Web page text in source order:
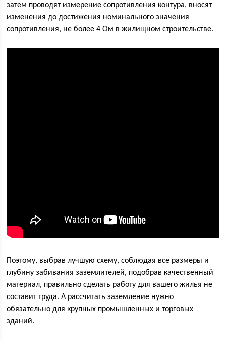
затем проводят измерение сопротивления контура, вносят
изменения до достижения номинального значения
сопротивления, не более 4 Ом в жилищном строительстве.
Поэтому, выбрав лучшую схему, соблюдая все размеры и
глубину забивания заземлителей, подобрав качественный
материал, правильно сделать работу для вашего жилья не
составит труда. А рассчитать заземление нужно
обязательно для крупных промышленных и торговых
зданий.